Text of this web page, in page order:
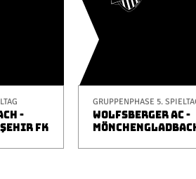
-
FK
GRUPPENPHASE 5.
WOLFSBERGER AC -